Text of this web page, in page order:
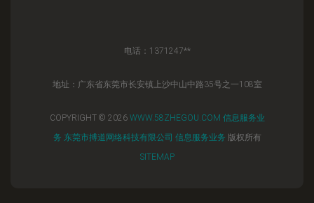
电话：1371247**
地址：广东省东莞市长安镇上沙中山中路35号之一108室
COPYRIGHT © 2026 WWW.58ZHEGOU.COM 信息服务业
务 东莞市搏道网络科技有限公司 信息服务业务 版权所有
SITEMAP